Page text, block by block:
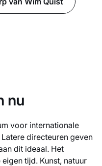
nu
voor internationale
directeuren geven
dit ideaal. Het
tijd. Kunst, natuur